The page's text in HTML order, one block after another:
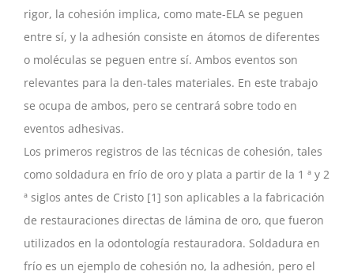
rigor, la cohesión implica, como mate-ELA se peguen
entre sí, y la adhesión consiste en átomos de diferentes
o moléculas se peguen entre sí. Ambos eventos son
relevantes para la den-tales materiales. En este trabajo
se ocupa de ambos, pero se centrará sobre todo en
eventos adhesivas.
Los primeros registros de las técnicas de cohesión, tales
como soldadura en frío de oro y plata a partir de la 1 ª y 2
ª siglos antes de Cristo [1] son aplicables a la fabricación
de restauraciones directas de lámina de oro, que fueron
utilizados en la odontología restauradora. Soldadura en
frío es un ejemplo de cohesión no, la adhesión, pero el